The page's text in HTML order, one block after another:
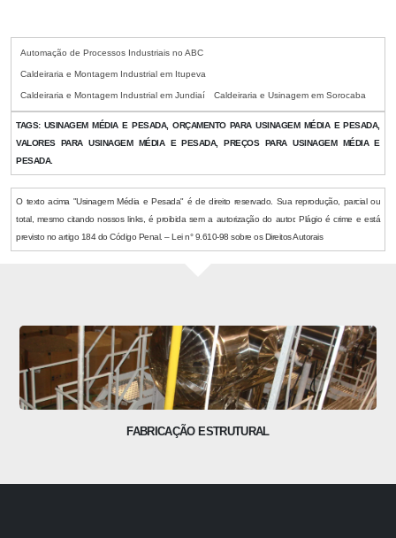
Automação de Processos Industriais no ABC
Caldeiraria e Montagem Industrial em Itupeva
Caldeiraria e Montagem Industrial em Jundiaí Caldeiraria e Usinagem em Sorocaba
TAGS:USINAGEM MÉDIA E PESADA, ORÇAMENTO PARA USINAGEM MÉDIA E PESADA,
VALORES PARA USINAGEM MÉDIA E PESADA, PREÇOS PARA USINAGEM MÉDIA E
PESADA.
O texto acima "Usinagem Média e Pesada" é de direito reservado. Sua reprodução, parcial ou
total, mesmo citando nossos links, é proibida sem a autorização do autor. Plágio é crime e está
previsto no artigo 184 do Código Penal. – Lei n° 9.610-98 sobre os Direitos Autorais
FABRICAÇÃO ESTRUTURAL